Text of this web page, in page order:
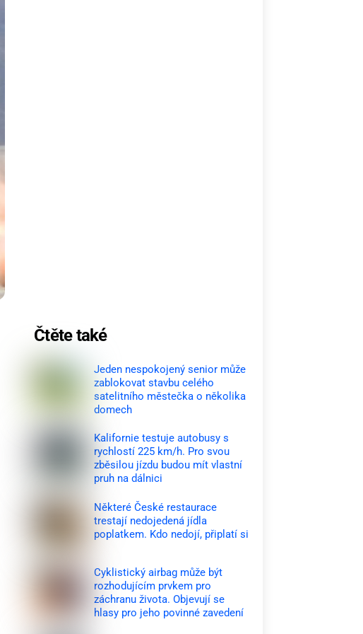
Čtěte také
Jeden nespokojený senior může
zablokovat stavbu celého
satelitního městečka o několika
domech
Kalifornie testuje autobusy s
rychlostí 225 km/h. Pro svou
zběsilou jízdu budou mít vlastní
pruh na dálnici
Některé České restaurace
trestají nedojedená jídla
poplatkem. Kdo nedojí, připlatí si
Cyklistický airbag může být
rozhodujícím prvkem pro
záchranu života. Objevují se
hlasy pro jeho povinné zavedení